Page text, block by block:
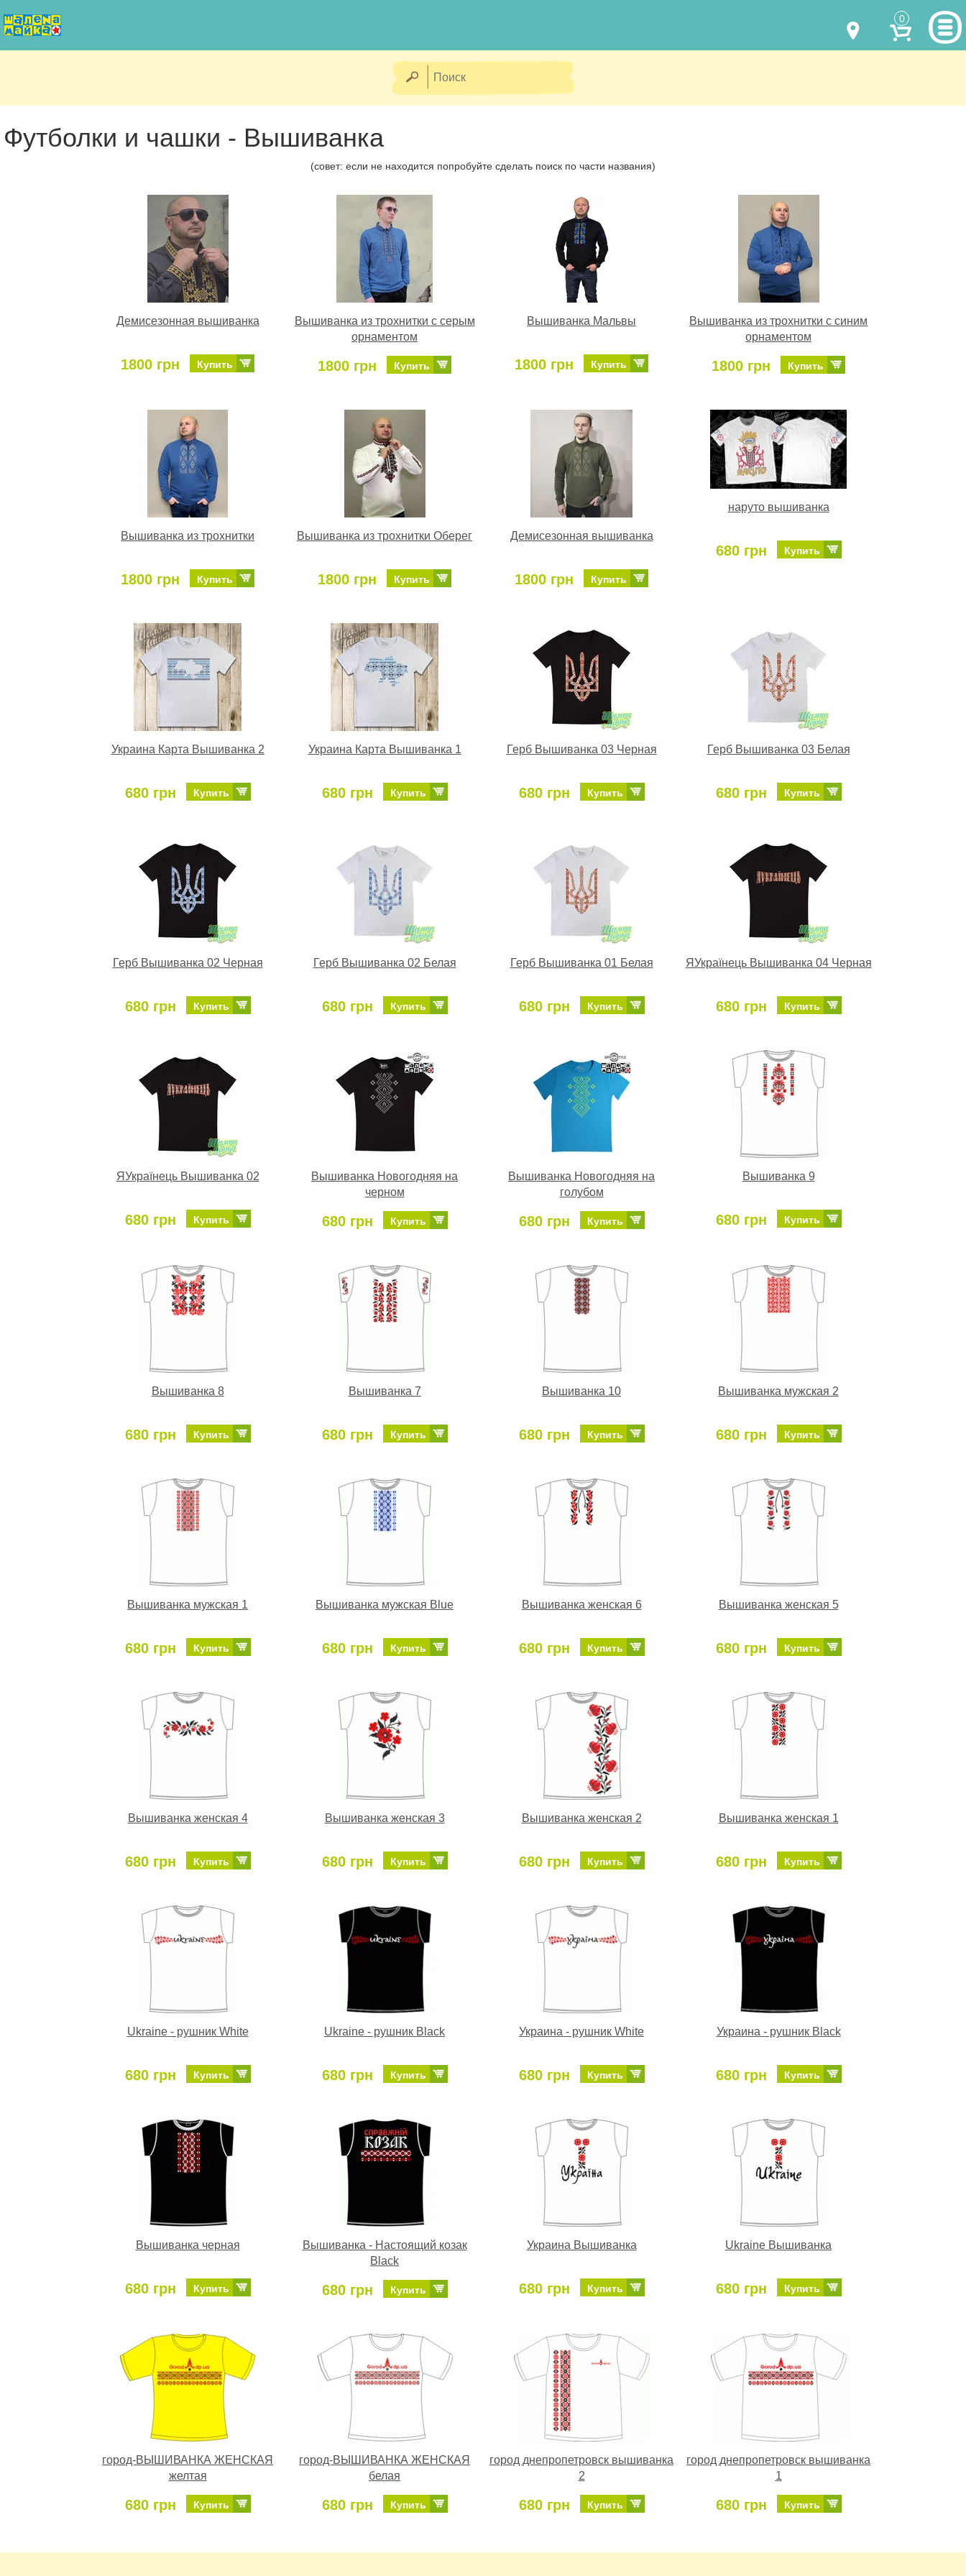
0
Посмотреть на карте
Отправка по Украине каждый день
ПОЛНАЯ ВЕРСИЯ САЙТА
Футболки и чашки - Вышиванка
(совет: если не находится попробуйте сделать поиск по части названия)
Демисезонная вышиванка
1800 грн Купить
Вышиванка из трохнитки с серым
орнаментом
1800 грн Купить
Вышиванка Мальвы
1800 грн Купить
Вышиванка из трохнитки с синим
орнаментом
1800 грн Купить
Вышиванка из трохнитки
1800 грн Купить
Вышиванка из трохнитки Оберег
1800 грн Купить
Демисезонная вышиванка
1800 грн Купить
наруто вышиванка
680 грн Купить
Украина Карта Вышиванка 2
680 грн Купить
Украина Карта Вышиванка 1
680 грн Купить
Герб Вышиванка 03 Черная
680 грн Купить
Герб Вышиванка 03 Белая
680 грн Купить
Герб Вышиванка 02 Черная
680 грн Купить
Герб Вышиванка 02 Белая
680 грн Купить
Герб Вышиванка 01 Белая
680 грн Купить
ЯУкраїнець Вышиванка 04 Черная
680 грн Купить
ЯУкраїнець Вышиванка 02
680 грн Купить
Вышиванка Новогодняя на
черном
680 грн Купить
Вышиванка Новогодняя на
голубом
680 грн Купить
Вышиванка 9
680 грн Купить
Вышиванка 8
680 грн Купить
Вышиванка 7
680 грн Купить
Вышиванка 10
680 грн Купить
Вышиванка мужская 2
680 грн Купить
Вышиванка мужская 1
680 грн Купить
Вышиванка мужская Blue
680 грн Купить
Вышиванка женская 6
680 грн Купить
Вышиванка женская 5
680 грн Купить
Вышиванка женская 4
680 грн Купить
Вышиванка женская 3
680 грн Купить
Вышиванка женская 2
680 грн Купить
Вышиванка женская 1
680 грн Купить
Ukraine - рушник White
680 грн Купить
Ukraine - рушник Black
680 грн Купить
Украина - рушник White
680 грн Купить
Украина - рушник Black
680 грн Купить
Вышиванка черная
680 грн Купить
Вышиванка - Настоящий козак
Black
680 грн Купить
Украина Вышиванка
680 грн Купить
Ukraine Вышиванка
680 грн Купить
город-ВЫШИВАНКА ЖЕНСКАЯ
желтая
680 грн Купить
город-ВЫШИВАНКА ЖЕНСКАЯ
белая
680 грн Купить
город днепропетровск вышиванка
2
680 грн Купить
город днепропетровск вышиванка
1
680 грн Купить